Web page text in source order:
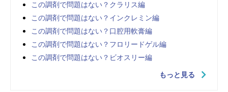
この調剤で問題はない？クラリス編
この調剤で問題はない？インクレミン編
この調剤で問題はない？口腔用軟膏編
この調剤で問題はない？フロリードゲル編
この調剤で問題はない？ビオスリー編
もっと見る